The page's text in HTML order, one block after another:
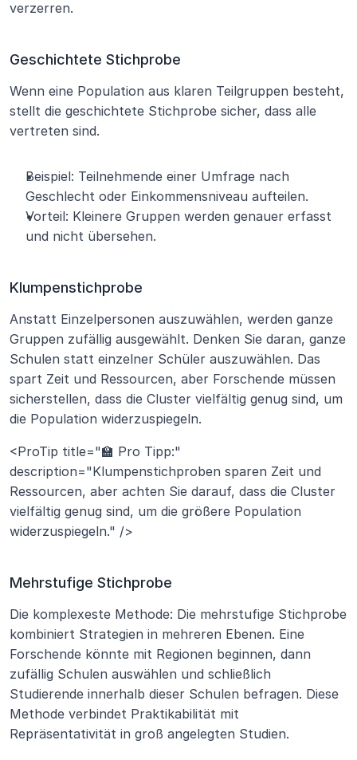
verzerren.
Geschichtete Stichprobe
Wenn eine Population aus klaren Teilgruppen besteht,
stellt die geschichtete Stichprobe sicher, dass alle
vertreten sind.
Beispiel: Teilnehmende einer Umfrage nach
Geschlecht oder Einkommensniveau aufteilen.
Vorteil: Kleinere Gruppen werden genauer erfasst
und nicht übersehen.
Klumpenstichprobe
Anstatt Einzelpersonen auszuwählen, werden ganze
Gruppen zufällig ausgewählt. Denken Sie daran, ganze
Schulen statt einzelner Schüler auszuwählen. Das
spart Zeit und Ressourcen, aber Forschende müssen
sicherstellen, dass die Cluster vielfältig genug sind, um
die Population widerzuspiegeln.
<ProTip title="🏫 Pro Tipp:"
description="Klumpenstichproben sparen Zeit und
Ressourcen, aber achten Sie darauf, dass die Cluster
vielfältig genug sind, um die größere Population
widerzuspiegeln." />
Mehrstufige Stichprobe
Die komplexeste Methode: Die mehrstufige Stichprobe
kombiniert Strategien in mehreren Ebenen. Eine
Forschende könnte mit Regionen beginnen, dann
zufällig Schulen auswählen und schließlich
Studierende innerhalb dieser Schulen befragen. Diese
Methode verbindet Praktikabilität mit
Repräsentativität in groß angelegten Studien.